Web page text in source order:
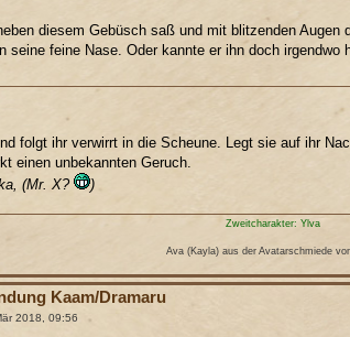
diesem Gebüsch saß und mit blitzenden
seine feine Nase. Oder kannte er ihn doch
folgt ihr verwirrt in die Scheune. Legt sie auf ihr
einen unbekannten Geruch.
(Mr. X?
)
Zweitcharakter: Ylva
Ava (Kayla) aus der Avatarschmiede
Kaam/Dramaru
2018, 09:56